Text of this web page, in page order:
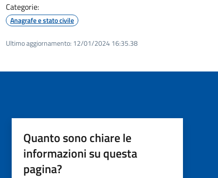
Categorie:
Anagrafe e stato civile
Ultimo aggiornamento: 12/01/2024 16:35.38
Quanto sono chiare le
informazioni su questa
pagina?